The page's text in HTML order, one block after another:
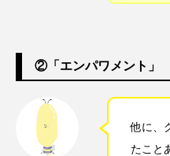
②「エンパワメント」
他に、
たこと